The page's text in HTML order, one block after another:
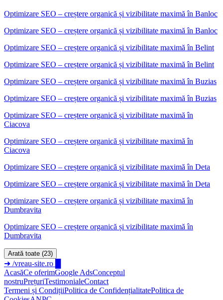
Optimizare SEO – creștere organică și vizibilitate maximă în Banloc
Optimizare SEO – creștere organică și vizibilitate maximă în Banloc
Optimizare SEO – creștere organică și vizibilitate maximă în Belint
Optimizare SEO – creștere organică și vizibilitate maximă în Belint
Optimizare SEO – creștere organică și vizibilitate maximă în Buzias
Optimizare SEO – creștere organică și vizibilitate maximă în Buzias
Optimizare SEO – creștere organică și vizibilitate maximă în
Ciacova
Optimizare SEO – creștere organică și vizibilitate maximă în
Ciacova
Optimizare SEO – creștere organică și vizibilitate maximă în Deta
Optimizare SEO – creștere organică și vizibilitate maximă în Deta
Optimizare SEO – creștere organică și vizibilitate maximă în
Dumbravita
Optimizare SEO – creștere organică și vizibilitate maximă în
Dumbravita
Arată toate (23)
➜ /vreau-site.ro
AcasăCe oferimGoogle AdsConceptul
nostruPrețuriTestimonialeContact
Termeni și CondițiiPolitica de ConfidențialitatePolitica de